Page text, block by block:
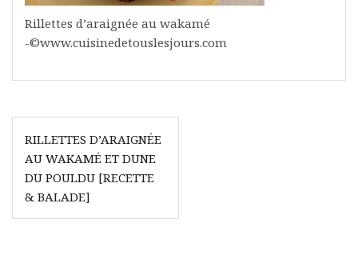
Rillettes d’araignée au wakamé
-©www.cuisinedetouslesjours.com
Navigation
de
l’article
RILLETTES D’ARAIGNÉE
AU WAKAMÉ ET DUNE
DU POULDU [RECETTE
& BALADE]